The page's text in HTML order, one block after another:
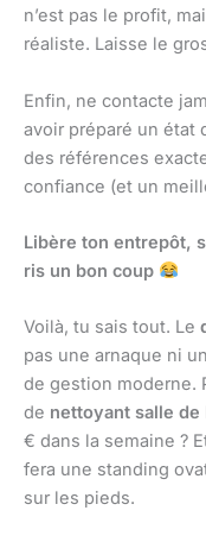
n’est pas le profit,
réaliste. Laisse le
Enfin, ne contacte
avoir préparé un état
des références
confiance (et un
Libère ton entrepôt,
ris un bon coup
Voilà, tu sais tout. Le
pas une arnaque ni
de gestion moderne.
de nettoyant salle de
€ dans la semaine ?
fera une standing
sur les pieds.